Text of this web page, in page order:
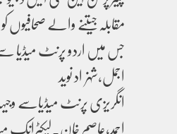
مقابلہ جیتنے والے صحافیوں
جس میں اردو پرنٹ میڈیا
اجمل،شہزاد نوید
انگریزی پرنٹ میڈیاسے